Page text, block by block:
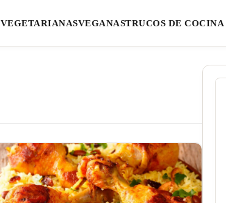
VEGETARIANASVEGANASTRUCOS DE COCINA